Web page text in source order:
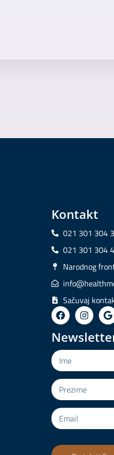
Kontakt
021 301 304 3
021 301 304 4
Narodnog
Sačuvaj